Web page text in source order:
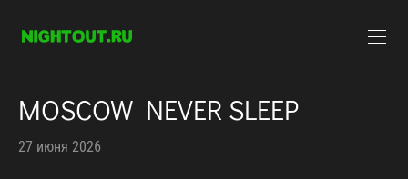
MOSCOW NEVER SLEEP
27 июня 2026